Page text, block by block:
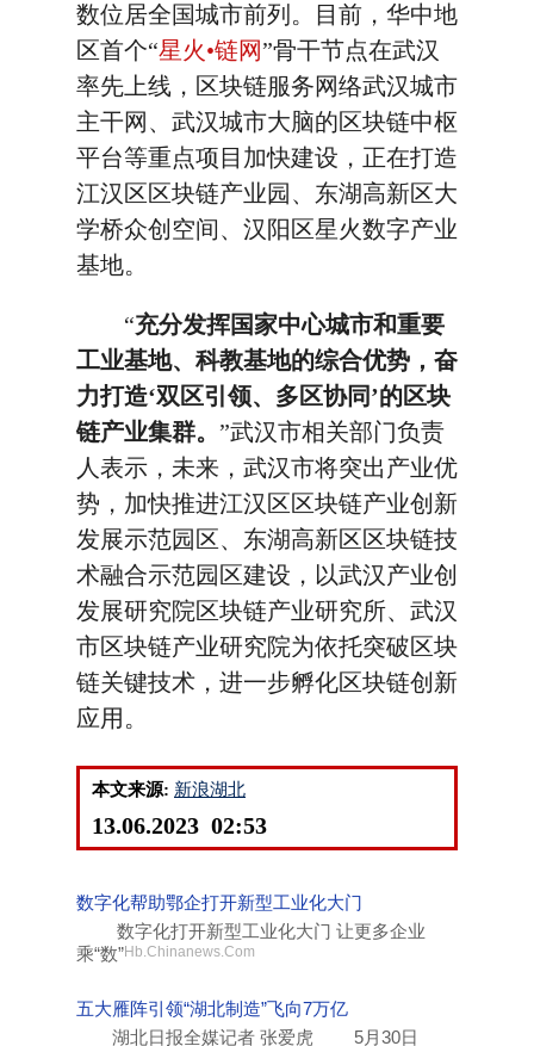
数位居全国城市前列。目前，华中地
区首个“星火•链网”骨干节点在武汉
率先上线，区块链服务网络武汉城市
主干网、武汉城市大脑的区块链中枢
平台等重点项目加快建设，正在打造
江汉区区块链产业园、东湖高新区大
学桥众创空间、汉阳区星火数字产业
基地。
“充分发挥国家中心城市和重要
工业基地、科教基地的综合优势，奋
力打造‘双区引领、多区协同’的区块
链产业集群。 ”武汉市相关部门负责
人表示，未来，武汉市将突出产业优
势，加快推进江汉区区块链产业创新
发展示范园区、东湖高新区区块链技
术融合示范园区建设，以武汉产业创
发展研究院区块链产业研究所、武汉
市区块链产业研究院为依托突破区块
链关键技术，进一步孵化区块链创新
应用。
本文来源: 新浪湖北
13.06.2023 02:53
数字化帮助鄂企打开新型工业化大门
数字化打开新型工业化大门 让更多企业
乘“数”Hb.Chinanews.Com
五大雁阵引领“湖北制造”飞向7万亿
湖北日报全媒记者 张爱虎 5月30日